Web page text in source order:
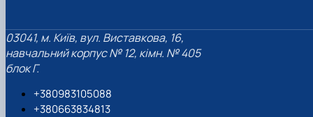
03041, м. Київ, вул. Виставкова, 16,
навчальний корпус № 12, кімн. № 405
блок Г.
+380983105088
+380663834813